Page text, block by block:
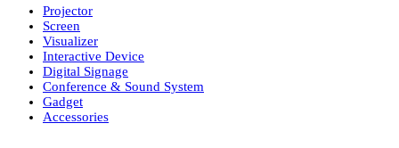
Projector
Screen
Visualizer
Interactive Device
Digital Signage
Conference & Sound System
Gadget
Accessories